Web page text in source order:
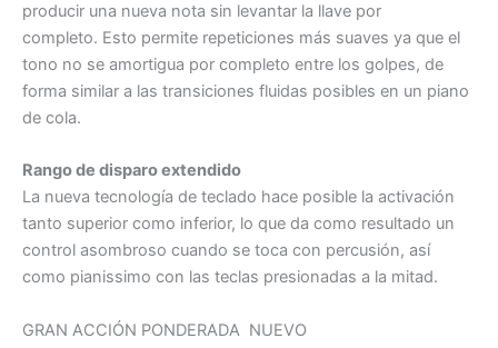
producir una nueva nota sin levantar la llave por
completo. Esto permite repeticiones más suaves ya que el
tono no se amortigua por completo entre los golpes, de
forma similar a las transiciones fluidas posibles en un piano
de cola.
Rango de disparo extendido
La nueva tecnología de teclado hace posible la activación
tanto superior como inferior, lo que da como resultado un
control asombroso cuando se toca con percusión, así
como pianissimo con las teclas presionadas a la mitad.
GRAN ACCIÓN PONDERADA NUEVO